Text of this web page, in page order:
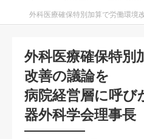
外科医療確保特別加算で労働環境
外科医療確保特別
改善の議論を
病院経営層に呼
器外科学会理事長